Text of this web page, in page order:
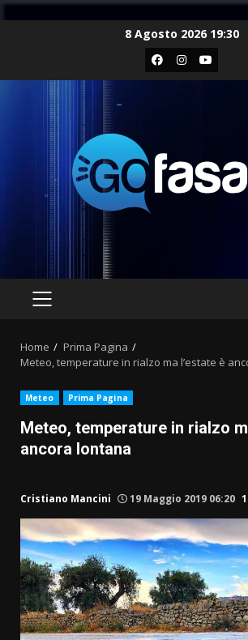
8 Agosto 2026 19:30
Facebook
Instagram
Youtube
PRIMARY
Home
Prima Pagina
Meteo, temperature in rialzo ma l’estate è
Meteo Prima Pagina
Meteo, temperature in rialzo
ancora lontana
Cristiano Mancini 19 Maggio 2019 06:20